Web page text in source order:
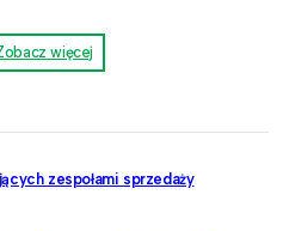
więcej
zespołami sprzedaży